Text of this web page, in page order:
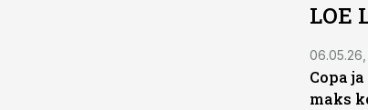
LOE
Copa ja
maks